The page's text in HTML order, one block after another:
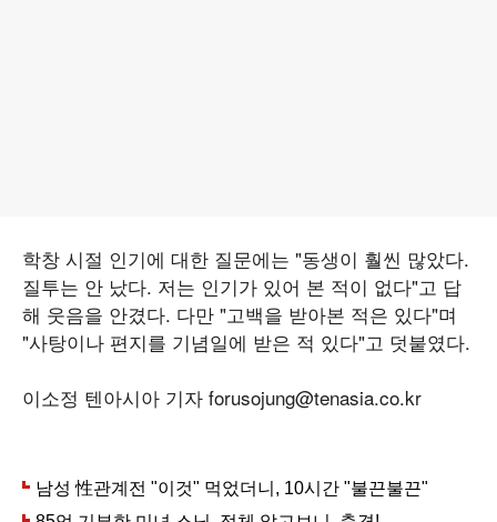
학창 시절 인기에 대한 질문에는 "동생이 훨씬 많았다.
질투는 안 났다. 저는 인기가 있어 본 적이 없다"고 답
해 웃음을 안겼다. 다만 "고백을 받아본 적은 있다"며
"사탕이나 편지를 기념일에 받은 적 있다"고 덧붙였다.
이소정 텐아시아 기자 forusojung@tenasia.co.kr